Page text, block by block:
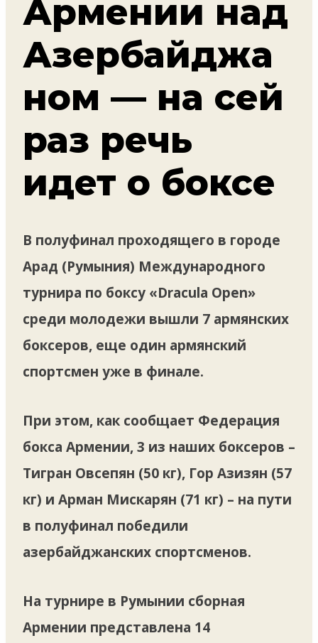
Армении над
Азербайджа
ном — на сей
раз речь
идет о боксе
В полуфинал проходящего в городе
Арад (Румыния) Международного
турнира по боксу «Dracula Open»
среди молодежи вышли 7 армянских
боксеров, еще один армянский
спортсмен уже в финале.
При этом, как сообщает Федерация
бокса Армении, 3 из наших боксеров –
Тигран Овсепян (50 кг), Гор Азизян (57
кг) и Арман Мискарян (71 кг) – на пути
в полуфинал победили
азербайджанских спортсменов.
На турнире в Румынии сборная
Армении представлена 14